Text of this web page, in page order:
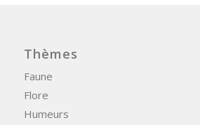
Thèmes
Faune
Flore
Humeurs